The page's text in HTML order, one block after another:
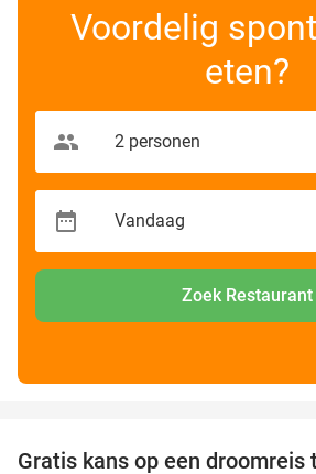
Voordelig
eten?
Zoek Restaurant
Gratis kans op een droomreis